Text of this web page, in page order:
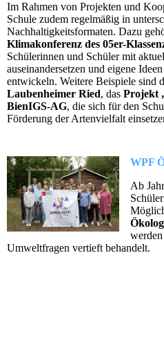
Im Rahmen von Projekten und
Schule zudem regelmäßig in
Nachhaltigkeitsformaten. Dazu
Klimakonferenz des 05er-
Schülerinnen und Schüler mit
auseinandersetzen und eigene
entwickeln. Weitere Beispiele sind
Laubenheimer Ried, das Projekt
BienIGS-AG, die sich für den
Förderung der Artenvielfalt
WPF
Ab
Umweltfragen vertieft behandelt.